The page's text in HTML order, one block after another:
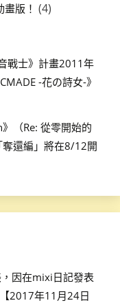
版！ (4)
戰士》計畫2011年
-花の詩女-》
（Re: 從零開始的
還編」將在8/12開
因在mixi日記發表
2017年11月24日